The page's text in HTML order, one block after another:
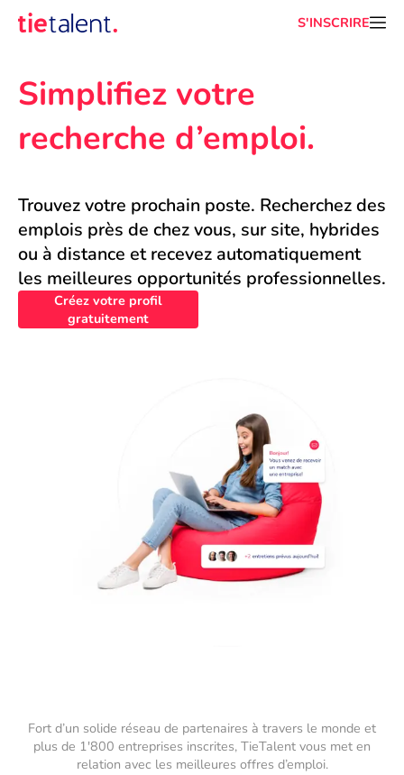
S'INSCRIRE
Simplifiez votre
recherche d’emploi.
Trouvez votre prochain poste. Recherchez des
emplois près de chez vous, sur site, hybrides
ou à distance et recevez automatiquement
les meilleures opportunités professionnelles.
Créez votre profil
gratuitement
Fort d’un solide réseau de partenaires à travers le monde et
plus de 1'800 entreprises inscrites, TieTalent vous met en
relation avec les meilleures offres d’emploi.